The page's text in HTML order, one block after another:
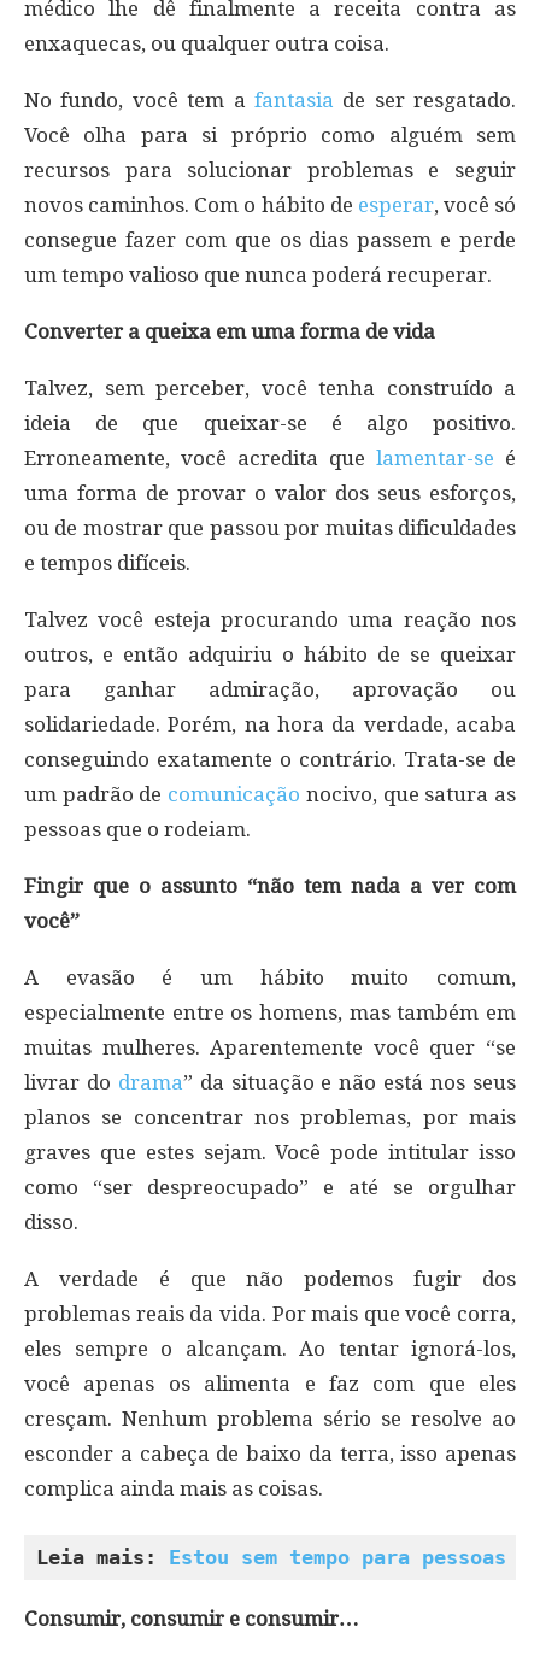
médico lhe dê finalmente a receita contra as
enxaquecas, ou qualquer outra coisa.
No fundo, você tem a fantasia de ser resgatado.
Você olha para si próprio como alguém sem
recursos para solucionar problemas e seguir
novos caminhos. Com o hábito de esperar, você só
consegue fazer com que os dias passem e perde
um tempo valioso que nunca poderá recuperar.
Converter a queixa em uma forma de vida
Talvez, sem perceber, você tenha construído a
ideia de que queixar-se é algo positivo.
Erroneamente, você acredita que lamentar-se é
uma forma de provar o valor dos seus esforços,
ou de mostrar que passou por muitas dificuldades
e tempos difíceis.
Talvez você esteja procurando uma reação nos
outros, e então adquiriu o hábito de se queixar
para ganhar admiração, aprovação ou
solidariedade. Porém, na hora da verdade, acaba
conseguindo exatamente o contrário. Trata-se de
um padrão de comunicação nocivo, que satura as
pessoas que o rodeiam.
Fingir que o assunto “não tem nada a ver com
você”
A evasão é um hábito muito comum,
especialmente entre os homens, mas também em
muitas mulheres. Aparentemente você quer “se
livrar do drama” da situação e não está nos seus
planos se concentrar nos problemas, por mais
graves que estes sejam. Você pode intitular isso
como “ser despreocupado” e até se orgulhar
disso.
A verdade é que não podemos fugir dos
problemas reais da vida. Por mais que você corra,
eles sempre o alcançam. Ao tentar ignorá-los,
você apenas os alimenta e faz com que eles
cresçam. Nenhum problema sério se resolve ao
esconder a cabeça de baixo da terra, isso apenas
complica ainda mais as coisas.
Leia mais: Estou sem tempo para
Consumir, consumir e consumir…